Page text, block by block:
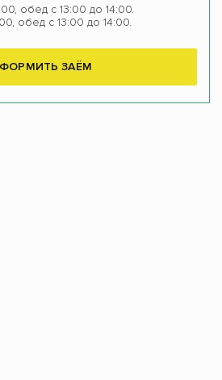
обед с 13:00 до 14:00.
обед с 13:00 до 14:00.
ЗАЁМ